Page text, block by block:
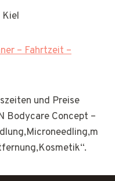
– Fahrtzeit –
und Preise
Bodycare Concept –